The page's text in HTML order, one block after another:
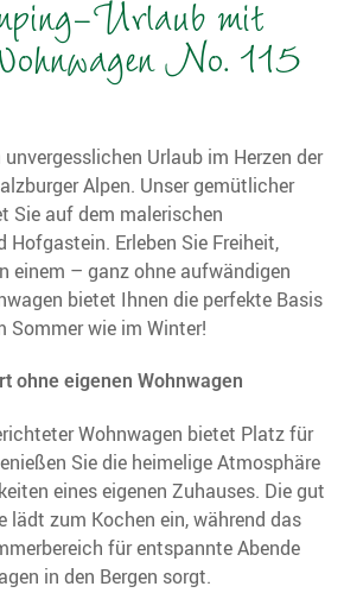
Urlaub mit
No. 115
Urlaub im Herzen der
Alpen. Unser gemütlicher
Sie auf dem malerischen
Hofgastein. Erleben Sie Freiheit,
einem – ganz ohne aufwändigen
bietet Ihnen die perfekte Basis
Sommer wie im Winter!
ohne eigenen Wohnwagen
Wohnwagen bietet Platz für
Sie die heimelige Atmosphäre
eines eigenen Zuhauses. Die gut
lädt zum Kochen ein, während das
für entspannte Abende
in den Bergen sorgt.